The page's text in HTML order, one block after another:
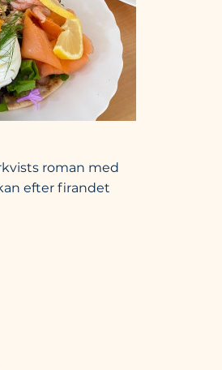
roman med
efter firandet